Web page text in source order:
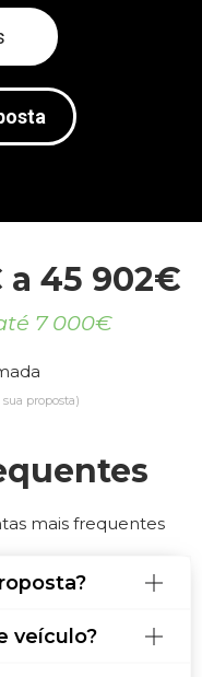
a 45 902€
7 000€
proposta)
mais frequentes
veículo?